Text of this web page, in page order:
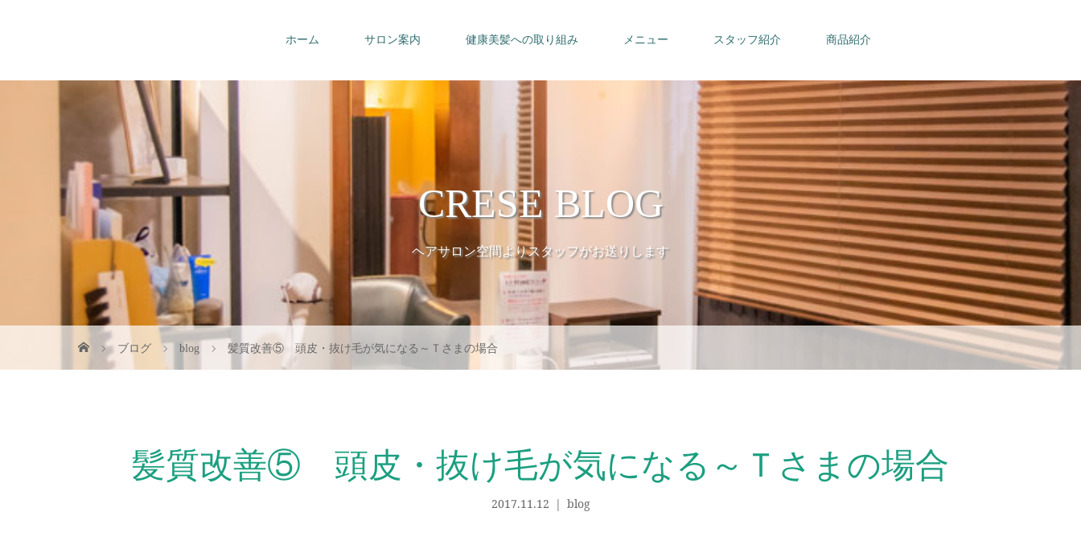
ホーム サロン案内 健康美髪への取り組み メニュー スタッフ紹介 商品紹介
お問い合わせ
CRESE BLOG
ヘアサロン空間よりスタッフがお送りします
ブログ blog 髪質改善⑤ 頭皮・抜け毛が気になる～Ｔさまの場合
髪質改善⑤ 頭皮・抜け毛が気になる～Ｔさまの場合
2017.11.12 blog